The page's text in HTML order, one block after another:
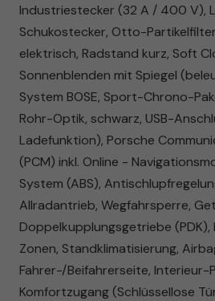
Industriestecker (32 A / 400 V),
Schukostecker, Otto-
elektrisch, Radstand kurz, Soft
Sonnenblenden mit Spiegel
System BOSE, Sport-Chrono-
Rohr-Optik, schwarz, USB-
Ladefunktion), Porsche
(PCM) inkl. Online -
System (ABS),
Allradantrieb, Wegfahrsperre,
Doppelkupplungsgetriebe
Zonen, Standklimatisierung,
Fahrer-/Beifahrerseite, Interieur-
Komfortzugang (Schlüssellose